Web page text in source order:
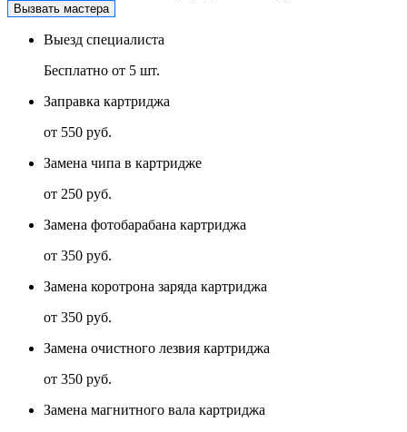
Вызвать мастера
Выезд специалиста
Бесплатно от 5 шт.
Заправка картриджа
от 550 руб.
Замена чипа в картридже
от 250 руб.
Замена фотобарабана картриджа
от 350 руб.
Замена коротрона заряда картриджа
от 350 руб.
Замена очистного лезвия картриджа
от 350 руб.
Замена магнитного вала картриджа